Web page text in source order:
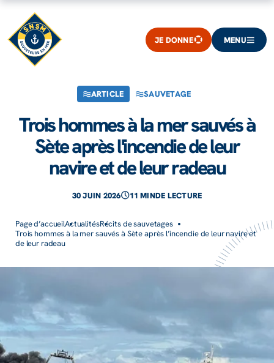
JE DONNE MENU
ARTICLE SAUVETAGE
Trois hommes à la mer sauvés à
Sète après l'incendie de leur
navire et de leur radeau
30 JUIN 2026 11 MINDE LECTURE
Page d’accueilActualitésRécits de sauvetages
Trois hommes à la mer sauvés à Sète après l’incendie de leur navire et
de leur radeau